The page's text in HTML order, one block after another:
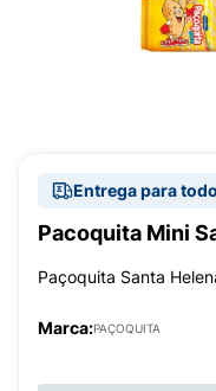
Entrega para
Pacoquita Mini
Paçoquita Santa
Marca:PAÇOQUITA